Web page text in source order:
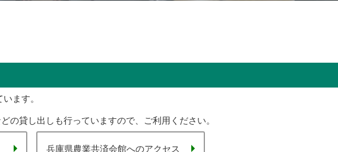
ます。
の貸し出しも行っていますので、ご利用ください。
兵庫県農業共済会館へのアクセス